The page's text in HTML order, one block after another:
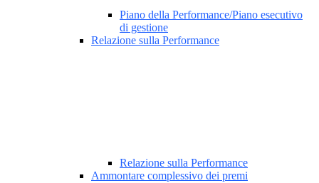
Piano della Performance/Piano esecutivo
di gestione
Relazione sulla Performance
Relazione sulla Performance
Ammontare complessivo dei premi